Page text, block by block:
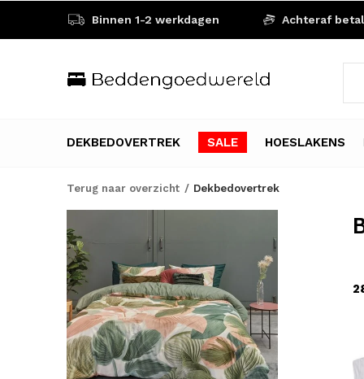
DEKBEDOVERTREK SALE HOESLAKENS
Binnen 1-2 werkdagen Achteraf
Terug naar overzicht Dekbedovertrek